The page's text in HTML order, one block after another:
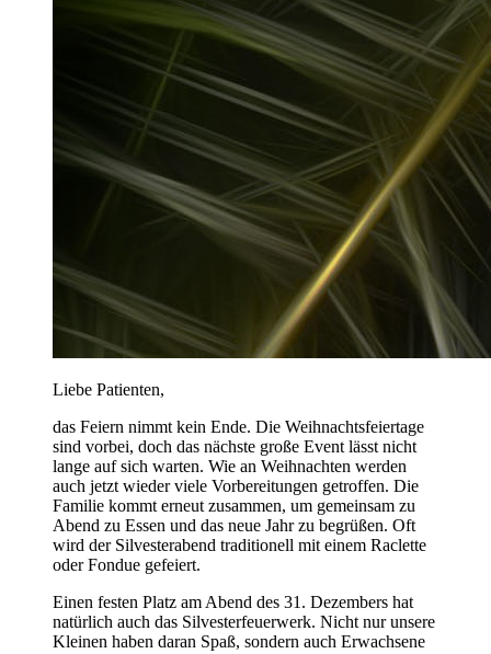
Liebe Patienten,
das Feiern nimmt kein Ende. Die Weihnachtsfeiertage
sind vorbei, doch das nächste große Event lässt nicht
lange auf sich warten. Wie an Weihnachten werden
auch jetzt wieder viele Vorbereitungen getroffen. Die
Familie kommt erneut zusammen, um gemeinsam zu
Abend zu Essen und das neue Jahr zu begrüßen. Oft
wird der Silvesterabend traditionell mit einem Raclette
oder Fondue gefeiert.
Einen festen Platz am Abend des 31. Dezembers hat
natürlich auch das Silvesterfeuerwerk. Nicht nur unsere
Kleinen haben daran Spaß, sondern auch Erwachsene